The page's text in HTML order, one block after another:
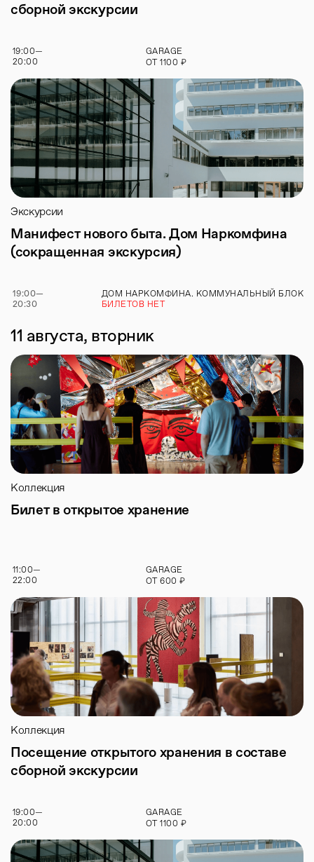
сборной экскурсии
19:00—
20:00
GARAGE
ОТ1100 ₽
Экскурсии
Манифест нового быта. Дом Наркомфина
(сокращенная экскурсия)
19:00—
20:30
ДОМ НАРКОМФИНА. КОММУНАЛЬНЫЙ БЛОК
БИЛЕТОВ НЕТ
11 августа, вторник
Коллекция
Билет в открытое хранение
11:00—
22:00
GARAGE
ОТ600₽
Коллекция
Посещение открытого хранения в составе
сборной экскурсии
19:00—
20:00
GARAGE
ОТ1100 ₽